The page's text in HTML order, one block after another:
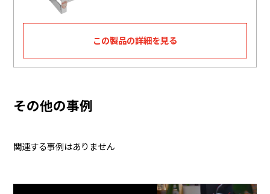
この製品の詳細を見る
その他の事例
関連する事例はありません